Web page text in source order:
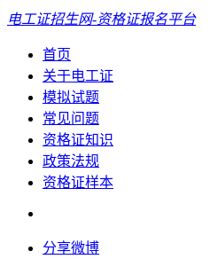
电工证招生网-资格证报名平台
首页
关于电工证
模拟试题
常见问题
资格证知识
政策法规
资格证样本
分享微博